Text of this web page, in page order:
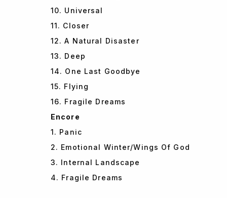
10. Universal
11. Closer
12. A Natural Disaster
13. Deep
14. One Last Goodbye
15. Flying
16. Fragile Dreams
Encore
1. Panic
2. Emotional Winter/Wings Of God
3. Internal Landscape
4. Fragile Dreams